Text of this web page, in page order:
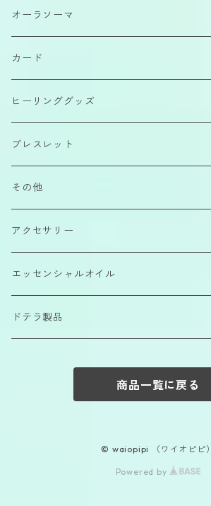
原石
磨きもの
カボション
さざれ石
オーラソーマ
イクイリブリアムボトル
ポマンダー
クイントエッセンス
エアーコンディショナー
カラーエッセンス
カード
ヒーリンググッズ
ブレスレット
その他
アクセサリー
エッセンシャルオイル
ドテラ製品
商品一覧に戻る
© waiopipi （ワイオピピ）
Powered by